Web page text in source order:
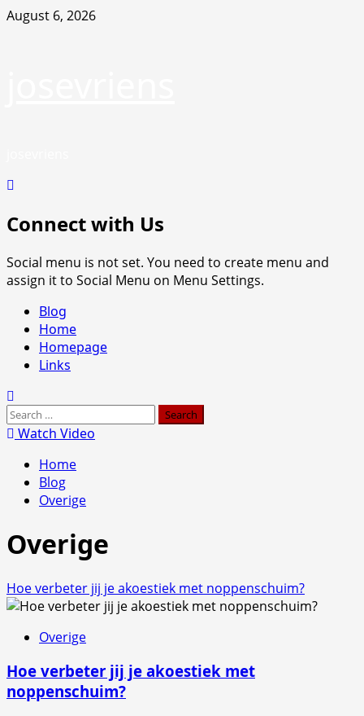
Skip
August 6, 2026
Connect with Us
Social menu is not set. You need to create menu and
assign it to Social Menu on Menu Settings.
Primary
Menu
Blog
Home
Homepage
Links
Search
for:Watch Video
Home
Blog
Overige
Overige
Hoe verbeter jij je akoestiek met noppenschuim?
Overige
Hoe verbeter jij je akoestiek met
noppenschuim?